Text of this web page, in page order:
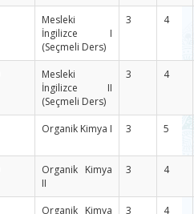
Mesleki
İngilizce I
(Seçmeli Ders)
3 4
Mesleki
İngilizce II
(Seçmeli Ders)
3 4
Organik Kimya I 3 5
Organik Kimya
II
3 4
Organik Kimya
3 4